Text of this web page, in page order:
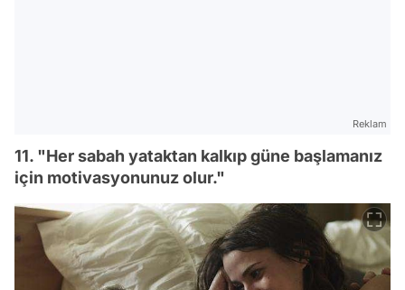
Reklam
11. "Her sabah yataktan kalkıp güne başlamanız
için motivasyonunuz olur."